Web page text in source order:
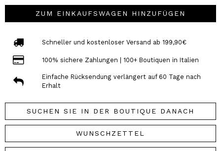
ZUM EINKAUFSWAGEN HINZUFÜGEN
Schneller und kostenloser Versand ab 199,90€
100% sichere Zahlungen | 100+ Boutiquen in Italien
Einfache Rücksendung verlängert auf 60 Tage nach
Erhalt
SUCHEN SIE IN DER BOUTIQUE DANACH
WUNSCHZETTEL